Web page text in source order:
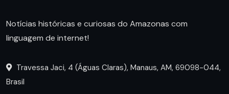
Notícias históricas e curiosas do Amazonas com
linguagem de internet!
Travessa Jaci, 4 (Águas Claras), Manaus, AM, 69098-044,
Brasil